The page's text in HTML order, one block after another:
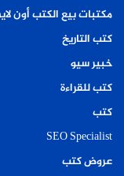
مكتبات بيع الكتب أون
كتب التاريخ
خبير سيو
كتب للقراءة
كتب
SEO Specialist
عروض كتب